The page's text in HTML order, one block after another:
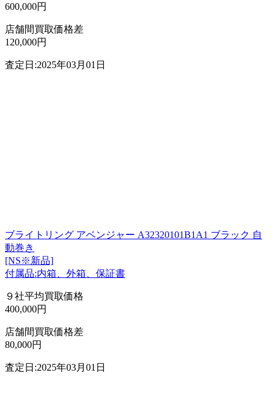
600,000円
店舗間買取価格差
120,000円
査定日:2025年03月01日
ブライトリング アベンジャー A32320101B1A1 ブラック 自
動巻き
[NS※新品]
付属品:内箱、外箱、保証書
９社平均買取価格
400,000円
店舗間買取価格差
80,000円
査定日:2025年03月01日